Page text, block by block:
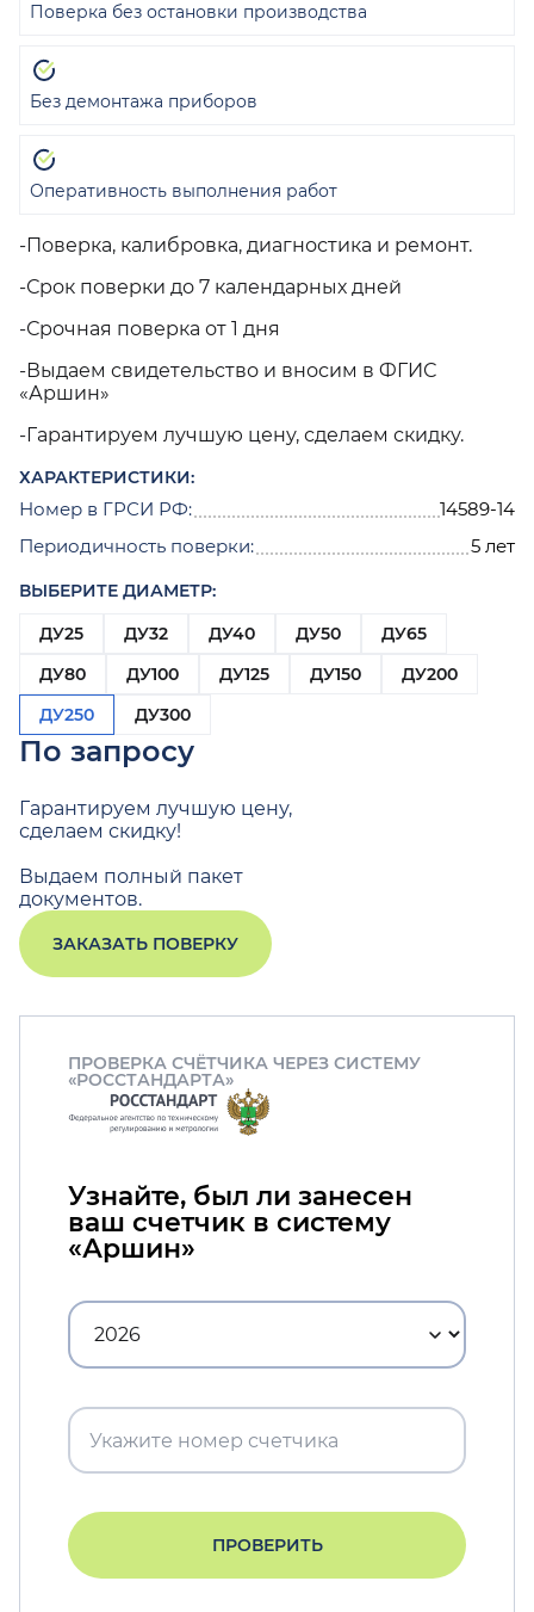
-Поверка, калибровка, диагностика и ремонт.
-Срок поверки до 7 календарных дней
-Срочная поверка от 1 дня
-Выдаем свидетельство и вносим в ФГИС
«Аршин»
-Гарантируем лучшую цену, сделаем скидку.
ХАРАКТЕРИСТИКИ:
Номер в ГРСИ РФ:
14589-14
Периодичность поверки:
5 лет
ВЫБЕРИТЕ ДИАМЕТР:
ДУ25
ДУ32 ДУ40 ДУ50
ДУ65
ДУ80
ДУ100 ДУ125 ДУ150
ДУ200
ДУ250
ДУ300
По запросу
Гарантируем лучшую цену,
сделаем скидку!
Выдаем полный пакет
документов.
ЗАКАЗАТЬ ПОВЕРКУ
Поверка без остановки производства
Без демонтажа приборов
Оперативность выполнения работ
ПРОВЕРКА СЧЁТЧИКА ЧЕРЕЗ СИСТЕМУ
«РОССТАНДАРТА»
Узнайте, был ли занесен
ваш счетчик в систему
«Аршин»
ПРОВЕРИТЬ